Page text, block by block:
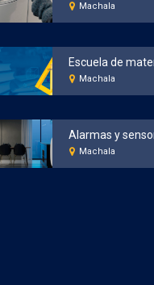
Machala
Machala
Machala